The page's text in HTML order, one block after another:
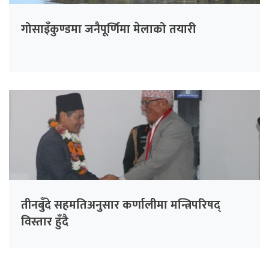
गोसाइँकुण्डमा जनैपूर्णिमा मेलाको तयारी
तीनबुँदे सहमतिअनुसार कर्णालीमा मन्त्रिपरिषद्
विस्तार हुँदै